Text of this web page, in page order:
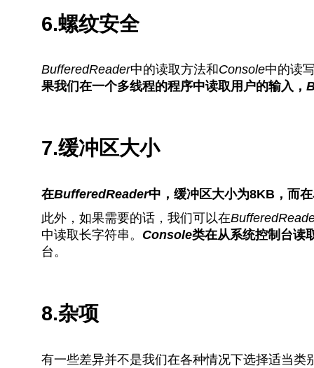
6.螺纹安全
BufferedReader中的读取方法和Console中的读
果我们在一个多线程的程序中读取用户的输入，
7.缓冲区大小
在BufferedReader中，缓冲区大小为8KB，而在
此外，如果需要的话，我们可以在
中读取长字符串。 Console类在从系统控制台读
台。
8.杂项
有一些差异并不是我们在各种情况下选择适当类